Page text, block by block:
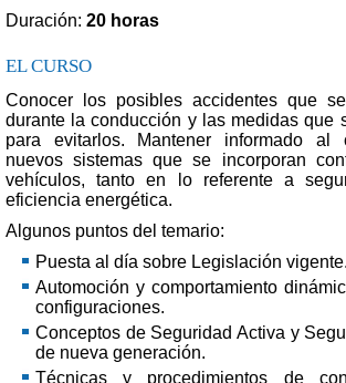
Duración: 20 horas
EL CURSO
Conocer los posibles accidentes que
durante la conducción y las medidas que
para evitarlos. Mantener informado al
nuevos sistemas que se incorporan
vehículos, tanto en lo referente a
eficiencia energética.
Algunos puntos del temario:
Puesta al día sobre Legislación vigente.
Automoción y comportamiento
configuraciones.
Conceptos de Seguridad Activa y
de nueva generación.
Técnicas y procedimientos de